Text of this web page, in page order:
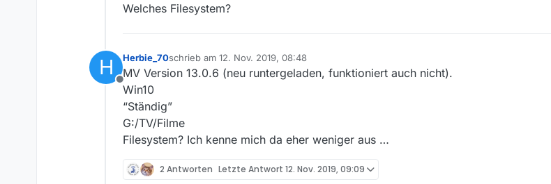
Welches Filesystem?
H
Offline
Herbie_70schrieb am 12. Nov. 2019, 08:48
zuletzt editiert von
MV Version 13.0.6 (neu runtergeladen, funktioniert auch nicht).
Win10
“Ständig”
G:/TV/Filme
Filesystem? Ich kenne mich da eher weniger aus …
2 Antworten Letzte Antwort 12. Nov. 2019, 09:09